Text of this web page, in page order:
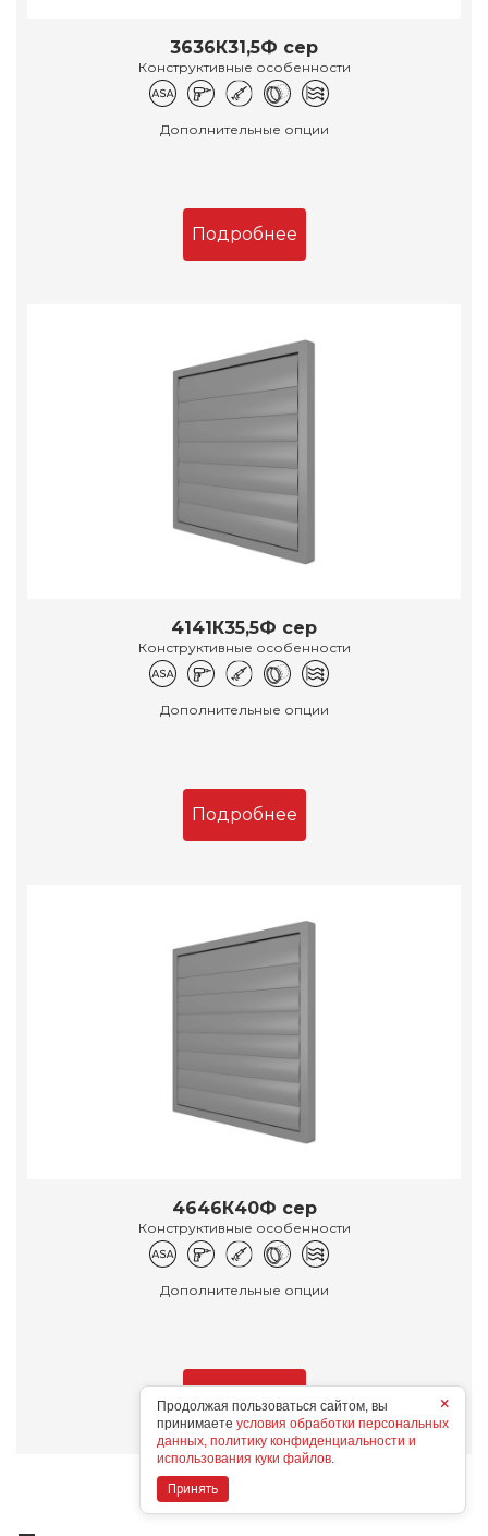
3636К31,5Ф сер
Конструктивные особенности
Дополнительные опции
Подробнее
4141К35,5Ф сер
Конструктивные особенности
Дополнительные опции
Подробнее
4646К40Ф сер
Конструктивные особенности
Дополнительные опции
×
Продолжая пользоваться сайтом, вы
принимаете условия обработки персональных
данных, политику конфиденциальности и
использования куки файлов.
Принять